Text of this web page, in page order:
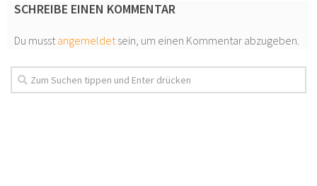
SCHREIBE EINEN KOMMENTAR
Du musstangemeldetsein, um einen Kommentar abzugeben.